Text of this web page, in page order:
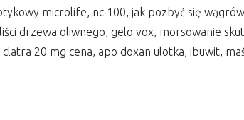
microlife, nc 100, jak pozbyć się
drzewa oliwnego, gelo vox, morsowanie
20 mg cena, apo doxan ulotka, ibuwit,